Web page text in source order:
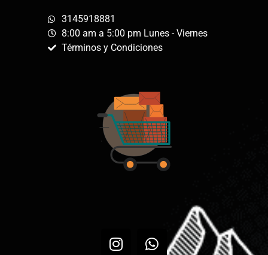
3145918881
8:00 am a 5:00 pm Lunes - Viernes
Términos y Condiciones